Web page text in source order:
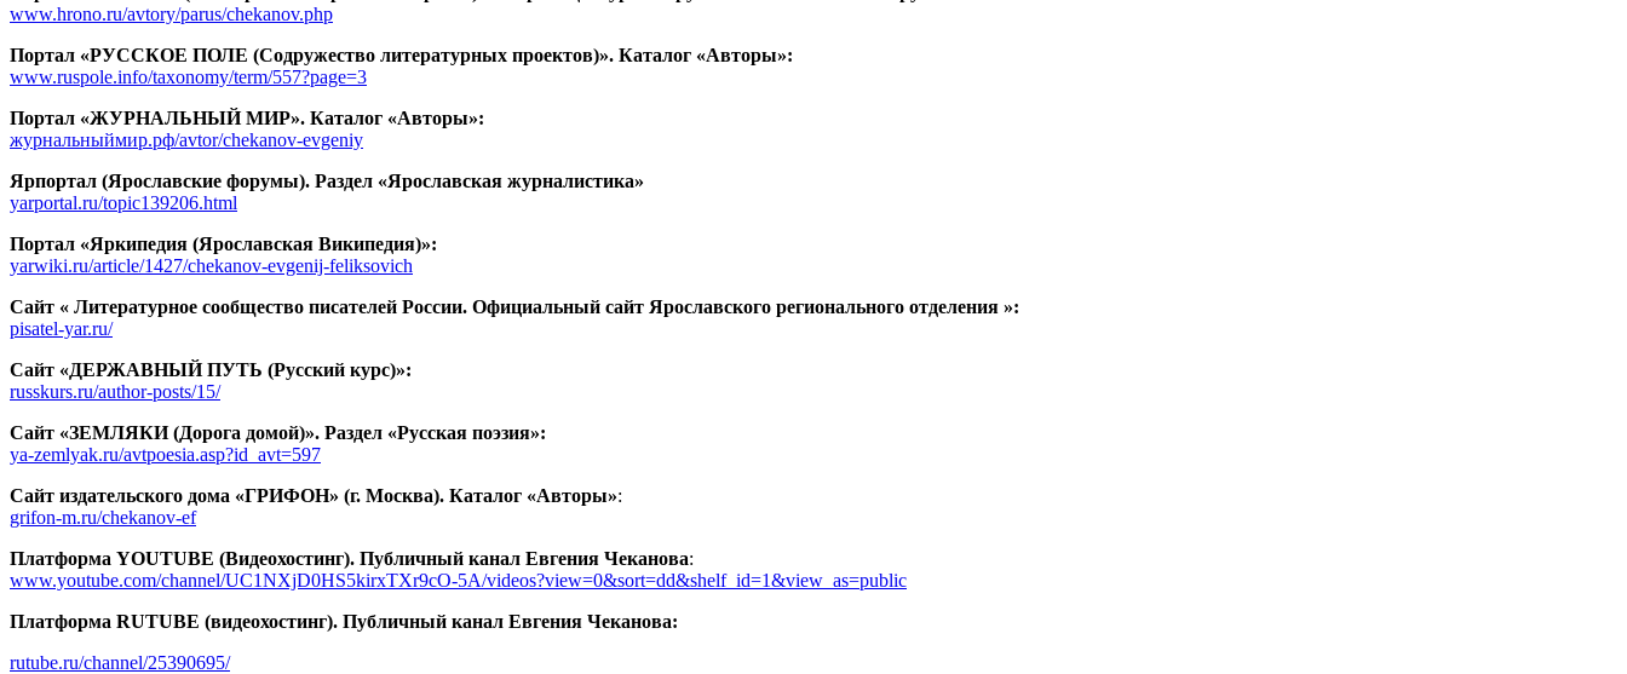
www.hrono.ru/avtory/parus/chekanov.php
Портал «РУССКОЕ ПОЛЕ (Содружество литературных проектов)». Каталог «Авторы»:
www.ruspole.info/taxonomy/term/557?page=3
Портал «ЖУРНАЛЬНЫЙ МИР». Каталог «Авторы»:
журнальныймир.рф/avtor/chekanov-evgeniy
Ярпортал (Ярославские форумы). Раздел «Ярославская журналистика»
yarportal.ru/topic139206.html
Портал «Яркипедия (Ярославская Википедия)»:
yarwiki.ru/article/1427/chekanov-evgenij-feliksovich
Сайт « Литературное сообщество писателей России. Официальный сайт Ярославского регионального отделения »:
pisatel-yar.ru/
Сайт «ДЕРЖАВНЫЙ ПУТЬ (Русский курс)»:
russkurs.ru/author-posts/15/
Сайт «ЗЕМЛЯКИ (Дорога домой)». Раздел «Русская поэзия»:
ya-zemlyak.ru/avtpoesia.asp?id_avt=597
Сайт издательского дома «ГРИФОН» (г. Москва). Каталог «Авторы»:
grifon-m.ru/chekanov-ef
Платформа YOUTUBE (Видеохостинг). Публичный канал Евгения Чеканова:
www.youtube.com/channel/UC1NXjD0HS5kirxTXr9cO-5A/videos?view=0&sort=dd&shelf_id=1&view_as=public
Платформа RUTUBE (видеохостинг). Публичный канал Евгения Чеканова:
rutube.ru/channel/25390695/